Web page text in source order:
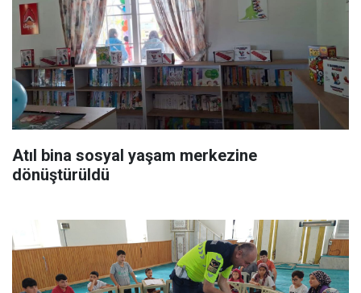
Atıl bina sosyal yaşam merkezine
dönüştürüldü